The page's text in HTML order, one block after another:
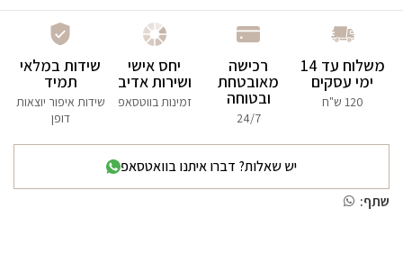
משלוח עד 14
ימי עסקים
120 ש"ח
רכישה
מאובטחת
ובטוחה
24/7
יחס אישי
ושירות אדיב
זמינות בווטסאפ
שידות במלאי
תמיד
שידות איפור יוצאות
דופן
יש שאלות? דברו איתנו בוואטסאפ
שתף: